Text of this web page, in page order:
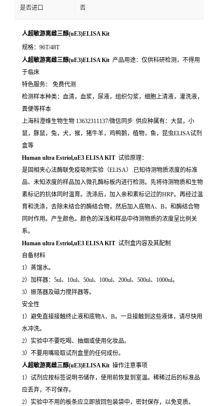
是否进口 否
人超敏游离雌三醇(uE3)ELISA Kit
规格：96T/48T
人超敏游离雌三醇(uE3)ELISA Kit 产品用途：仅供科研检测，不得用
于临床
特色服务： 免费代测
检测样本种类：血清，血浆，尿液，组织匀浆，细胞上清液，灌洗液，
粪便等样本
上海科澄维生物生物 13632311137/微信同步 供应种属有：大鼠，小
鼠，豚鼠，兔，犬，猴，猪牛羊，鸡鸭鹅，植物，鱼，昆虫ELISA试剂
盒等
Human ultra Estriol,uE3 ELISA KIT 试验原理：
是固相夹心法酶联免疫吸附实验（ELISA）.已知待测物质浓度的标准
品、未知浓度的样品加入微孔酶标板内进行检测。先将待测物质和生物
素标记的抗体同时温育。洗涤后，加入亲和素标记过的HRP。再经过温
育和洗涤，去除未结合的酶结合物，然后加入底物A、B，和酶结合物
同时作用。产生颜色。颜色的深浅和样品中待测物质的浓度呈比例关
系。
Human ultra Estriol,uE3 ELISA KIT 试剂盒内容及其配制
自备材料
1）蒸馏水。
2）加样器：5ul、10ul、50ul、100ul、200ul、500ul、1000ul。
3）振荡器及磁力搅拌器等。
安全性
1）避免直接接触终止液和底物A、B。一旦接触到这些液体，请尽快用
水冲洗。
2）实验中不要吃喝、抽烟或使用化妆品。
3）不要用嘴吸取试剂盒里的任何成份。
人超敏游离雌三醇(uE3)ELISA Kit 操作注意事项
1）试剂应按标签说明书储存，使用前恢复到室温。稀稀过后的标准品
应丢弃，不可保存。
2）实验中不用的板条应立即放回包装袋中，密封保存，以免变质。